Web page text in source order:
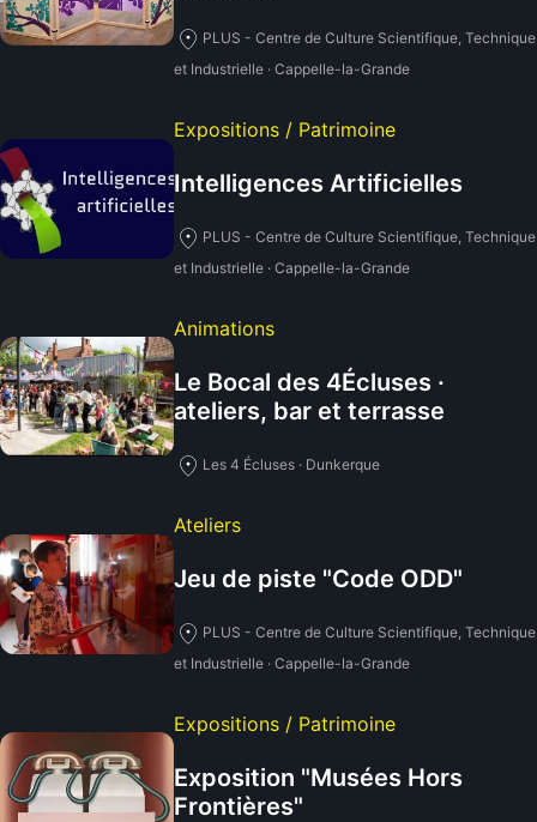
PLUS - Centre de Culture Scientifique, Technique
et Industrielle · Cappelle-la-Grande
Expositions / Patrimoine
Intelligences Artificielles
PLUS - Centre de Culture Scientifique, Technique
et Industrielle · Cappelle-la-Grande
Animations
Le Bocal des 4Écluses ·
ateliers, bar et terrasse
Les 4 Écluses · Dunkerque
Ateliers
Jeu de piste "Code ODD"
PLUS - Centre de Culture Scientifique, Technique
et Industrielle · Cappelle-la-Grande
Expositions / Patrimoine
Exposition "Musées Hors
Frontières"